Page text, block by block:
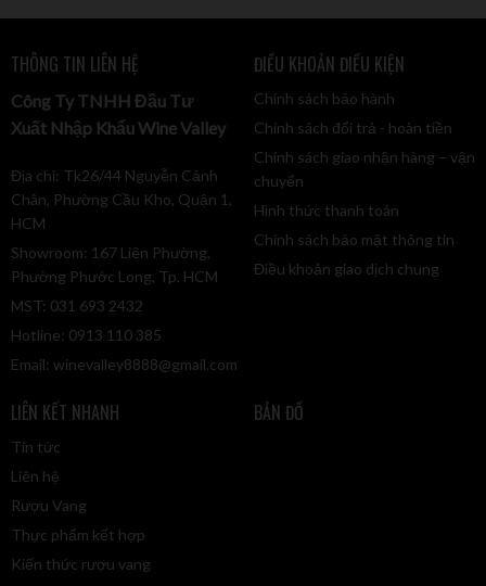
THÔNG TIN LIÊN HỆ
Công Ty TNHH Đầu Tư
Xuất Nhập Khẩu Wine Valley
Địa chỉ: Tk26/44 Nguyễn Cảnh
Chân, Phường Cầu Kho, Quận 1,
HCM
Showroom: 167 Liên Phường,
Phường Phước Long, Tp. HCM
MST: 031 693 2432
Hotline: 0913 110 385
Email: winevalley8888@gmail.com
ĐIỀU KHOẢN ĐIỀU KIỆN
Chính sách bảo hành
Chính sách đổi trả - hoàn tiền
Chính sách giao nhận hàng – vận
chuyển
Hình thức thanh toán
Chính sách bảo mật thông tin
Điều khoản giao dịch chung
LIÊN KẾT NHANH
Tin tức
Liên hệ
Rượu Vang
Thực phẩm kết hợp
Kiến thức rượu vang
BẢN ĐỒ